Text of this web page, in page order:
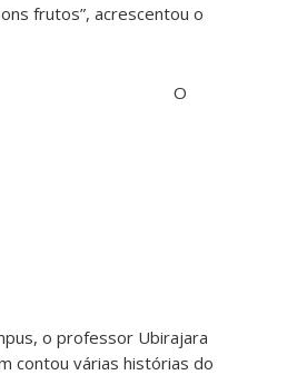
frutos”, acrescentou o
O
o professor Ubirajara
contou várias histórias do